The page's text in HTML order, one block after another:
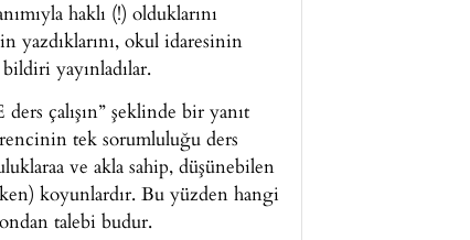
haklı (!) olduklarını
yazdıklarını, okul idaresinin
yayınladılar.
çalışın” şeklinde bir yanıt
tek sorumluluğu ders
ve akla sahip, düşünebilen
koyunlardır. Bu yüzden hangi
talebi budur.